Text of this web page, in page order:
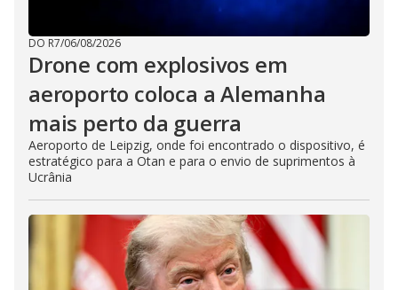
DO R7/06/08/2026
Drone com explosivos em
aeroporto coloca a Alemanha
mais perto da guerra
Aeroporto de Leipzig, onde foi encontrado o dispositivo, é
estratégico para a Otan e para o envio de suprimentos à
Ucrânia